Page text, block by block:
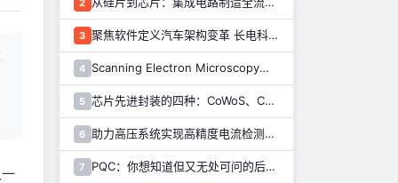
3 聚焦软件定义汽车架构变革 长电科技打造系统化车规级半导体封测能力
4 Scanning Electron Microscopy（Train for advanced research）扫描电子显微镜介绍（二）
5 芯片先进封装的四种：CoWoS、CoPoS、Glass Core与CoWoP
6 助力高压系统实现高精度电流检测，纳芯微推出NSM2051集成式霍尔电流传感器
7 PQC：你想知道但又无处可问的后量子密码干货都在这里了